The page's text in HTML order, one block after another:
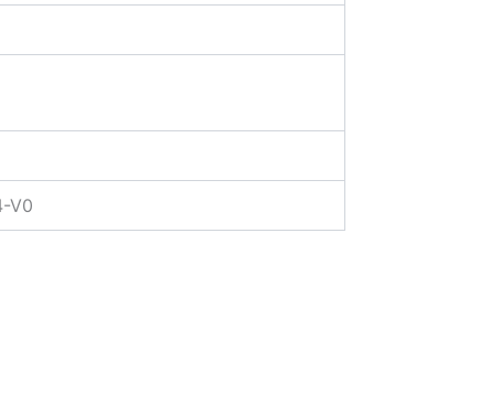
V0